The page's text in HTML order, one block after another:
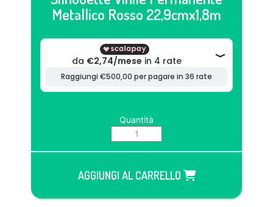
Metallico Rosso 22,9cmx1,8m
Quantità
AGGIUNGI AL CARRELLO